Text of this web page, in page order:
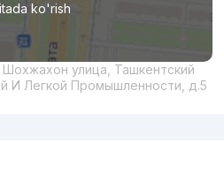
ko'rish
Шохжахон улица, Ташкентский
И Легкой Промышленности, д.5